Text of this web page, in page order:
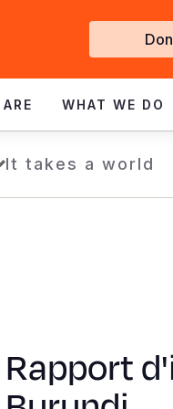
Get
WHAT WE DO
It takes a world
Rapport